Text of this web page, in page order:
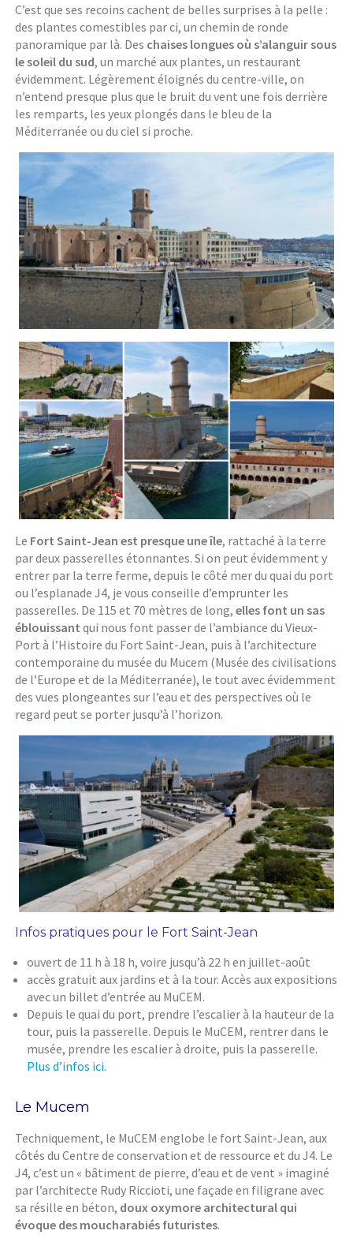
C’est que ses recoins cachent de belles surprises à la pelle :
des plantes comestibles par ci, un chemin de ronde
panoramique par là. Des chaises longues où s’alanguir sous
le soleil du sud, un marché aux plantes, un restaurant
évidemment. Légèrement éloignés du centre-ville, on
n’entend presque plus que le bruit du vent une fois derrière
les remparts, les yeux plongés dans le bleu de la
Méditerranée ou du ciel si proche.
Le Fort Saint-Jean est presque une île, rattaché à la terre
par deux passerelles étonnantes. Si on peut évidemment y
entrer par la terre ferme, depuis le côté mer du quai du port
ou l’esplanade J4, je vous conseille d’emprunter les
passerelles. De 115 et 70 mètres de long,elles font un sas
éblouissant qui nous font passer de l’ambiance du Vieux-
Port à l’Histoire du Fort Saint-Jean, puis à l’architecture
contemporaine du musée du Mucem (Musée des civilisations
de l’Europe et de la Méditerranée), le tout avec évidemment
des vues plongeantes sur l’eau et des perspectives où le
regard peut se porter jusqu’à l’horizon.
Infos pratiques pour le Fort Saint-Jean
ouvert de 11 h à 18 h, voire jusqu’à 22 h en juillet-août
accès gratuit aux jardins et à la tour. Accès aux expositions
avec un billet d’entrée au MuCEM.
Depuis le quai du port, prendre l’escalier à la hauteur de la
tour, puis la passerelle. Depuis le MuCEM, rentrer dans le
musée, prendre les escalier à droite, puis la passerelle.
Plus d’infos ici.
Le Mucem
Techniquement, le MuCEM englobe le fort Saint-Jean, aux
côtés du Centre de conservation et de ressource et du J4. Le
J4, c’est un « bâtiment de pierre, d’eau et de vent » imaginé
par l’architecte Rudy Riccioti, une façade en filigrane avec
sa résille en béton, doux oxymore architectural qui
évoque des moucharabiés futuristes.